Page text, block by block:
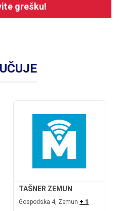
grešku!
TAŠNER ZEMUN
Gospodska 4, Zemun + 1